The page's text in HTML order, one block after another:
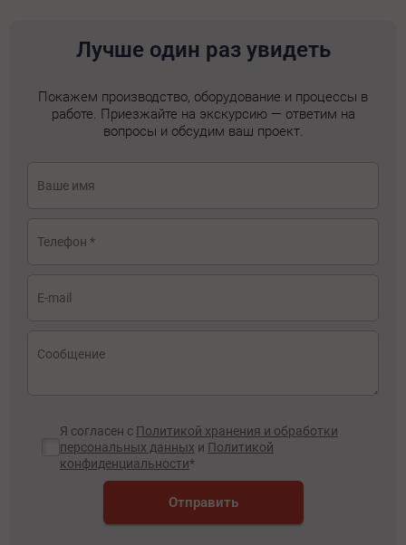
Лучше один раз увидеть
Покажем производство, оборудование и процессы в
работе. Приезжайте на экскурсию — ответим на
вопросы и обсудим ваш проект.
Я согласен с Политикой хранения и обработки
персональных данных и Политикой
конфиденциальности*
Отправить